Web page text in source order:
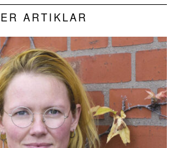
ARTIKLAR